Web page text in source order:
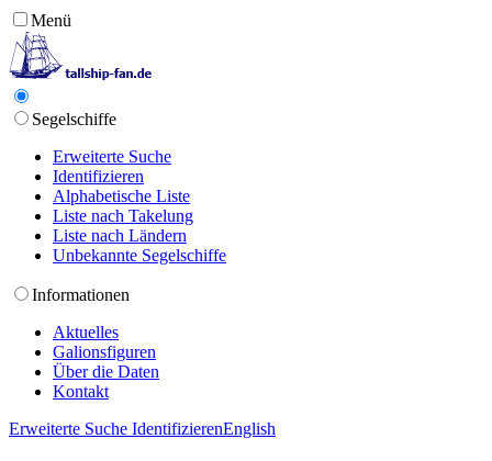
Menü
Segelschiffe
Erweiterte Suche
Identifizieren
Alphabetische Liste
Liste nach Takelung
Liste nach Ländern
Unbekannte Segelschiffe
Informationen
Aktuelles
Galionsfiguren
Über die Daten
Kontakt
Erweiterte Suche IdentifizierenEnglish